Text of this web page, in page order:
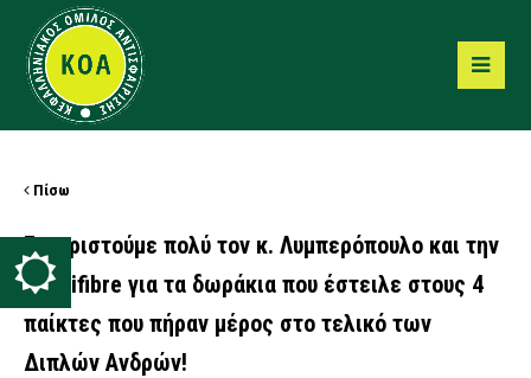
Πίσω
Ευχαριστούμε πολύ τον κ. Λυμπερόπουλο και την
Tecnifibre για τα δωράκια που έστειλε στους 4
παίκτες που πήραν μέρος στο τελικό των
Διπλών Ανδρών!